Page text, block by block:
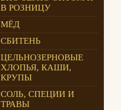
В РОЗНИЦУ
МЁД
СБИТЕНЬ
ЦЕЛЬНОЗЕРНОВЫЕ
ХЛОПЬЯ, КАШИ,
КРУПЫ
СОЛЬ, СПЕЦИИ И
ТРАВЫ